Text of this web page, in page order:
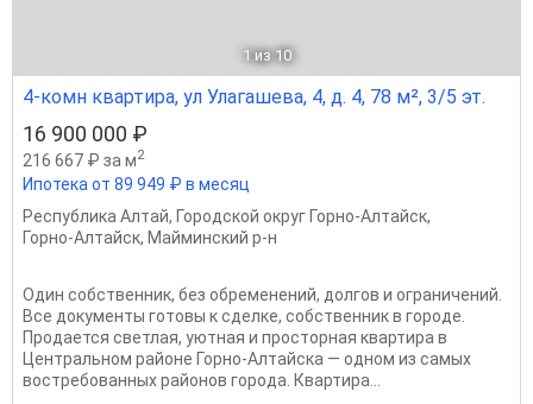
1 из 10
4-комн квартира, ул Улагашева, 4, д. 4, 78 м², 3/5 эт.
16 900 000 ₽
216 667 ₽ за м2
Ипотека от 89 949 ₽ в месяц
Республика Алтай, Городской округ Горно-Алтайск,
Горно-Алтайск, Майминский р-н
Один собственник, без обременений, долгов и ограничений.
Все документы готовы к сделке, собственник в городе.
Продается светлая, уютная и просторная квартира в
Центральном районе Горно-Алтайска — одном из самых
востребованных районов города. Квартира...